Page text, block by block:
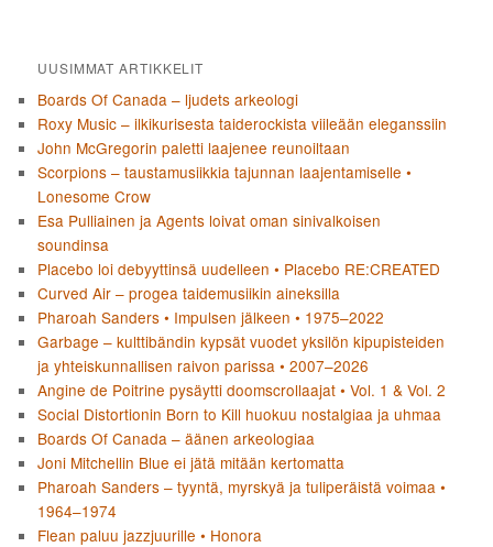
UUSIMMAT ARTIKKELIT
Boards Of Canada – ljudets arkeologi
Roxy Music – ilkikurisesta taiderockista viileään eleganssiin
John McGregorin paletti laajenee reunoiltaan
Scorpions – taustamusiikkia tajunnan laajentamiselle •
Lonesome Crow
Esa Pulliainen ja Agents loivat oman sinivalkoisen
soundinsa
Placebo loi debyyttinsä uudelleen • Placebo RE:CREATED
Curved Air – progea taidemusiikin aineksilla
Pharoah Sanders • Impulsen jälkeen • 1975–2022
Garbage – kulttibändin kypsät vuodet yksilön kipupisteiden
ja yhteiskunnallisen raivon parissa • 2007–2026
Angine de Poitrine pysäytti doomscrollaajat • Vol. 1 & Vol. 2
Social Distortionin Born to Kill huokuu nostalgiaa ja uhmaa
Boards Of Canada – äänen arkeologiaa
Joni Mitchellin Blue ei jätä mitään kertomatta
Pharoah Sanders – tyyntä, myrskyä ja tuliperäistä voimaa •
1964–1974
Flean paluu jazzjuurille • Honora